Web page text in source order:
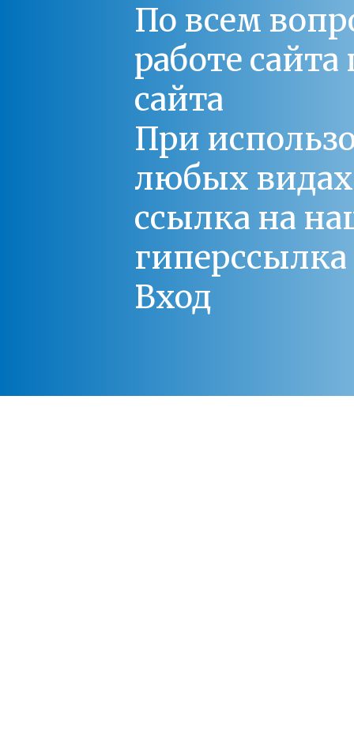
По всем
работе
сайта
При
любых
ссылка на
Вход